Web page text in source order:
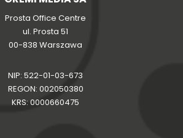
Prosta Office Centre
ul. Prosta 51
00-838 Warszawa
NIP: 522-01-03-673
REGON: 002050380
KRS: 0000660475